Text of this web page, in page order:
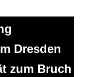
Dresden
zum Bruch